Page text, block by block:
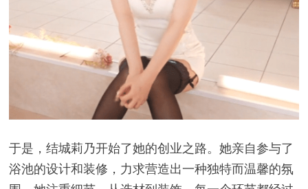
于是，结城莉乃开始了她的创业之路。她亲自参与了
浴池的设计和装修，力求营造出一种独特而温馨的氛